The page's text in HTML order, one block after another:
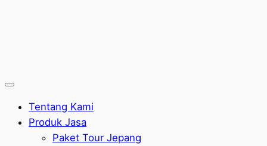
Tentang Kami
Produk Jasa
Paket Tour Jepang